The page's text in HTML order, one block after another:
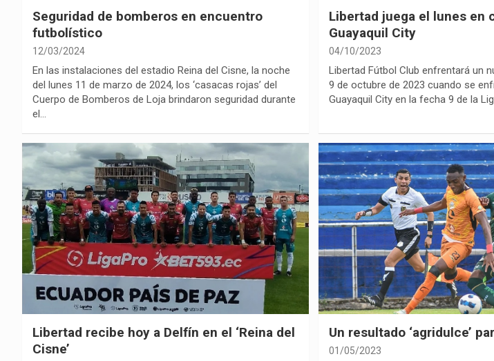
Seguridad de bomberos en encuentro
futbolístico
12/03/2024
En las instalaciones del estadio Reina del Cisne, la noche
del lunes 11 de marzo de 2024, los ‘casacas rojas’ del
Cuerpo de Bomberos de Loja brindaron seguridad durante
el…
Libertad juega el lunes en
Guayaquil City
04/10/2023
Libertad Fútbol Club enfrentará un
9 de octubre de 2023 cuando se
Guayaquil City en la fecha 9 de la
Libertad recibe hoy a Delfín en el ‘Reina del
Cisne’
Un resultado ‘agridulce’
01/05/2023